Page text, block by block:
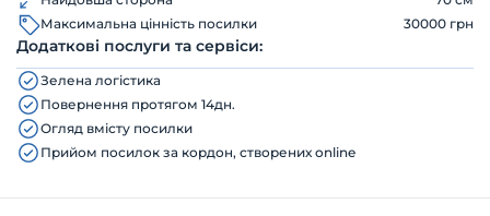
Максимальна цінність посилки
30000 грн
Додаткові послуги та сервіси:
Зелена логістика
Повернення протягом 14дн.
Огляд вмісту посилки
Прийом посилок за кордон, створених online